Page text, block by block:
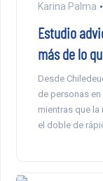
Karina Palma
Estudio
más de lo
Desde
de personas
mientras que
el doble de